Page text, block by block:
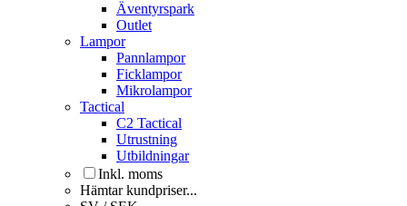
Äventyrspark
Outlet
Lampor
Pannlampor
Ficklampor
Mikrolampor
Tactical
C2 Tactical
Utrustning
Utbildningar
Inkl. moms
Hämtar kundpriser...